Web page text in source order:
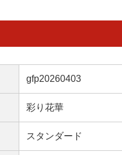
gfp20260403
彩り花華
スタンダード